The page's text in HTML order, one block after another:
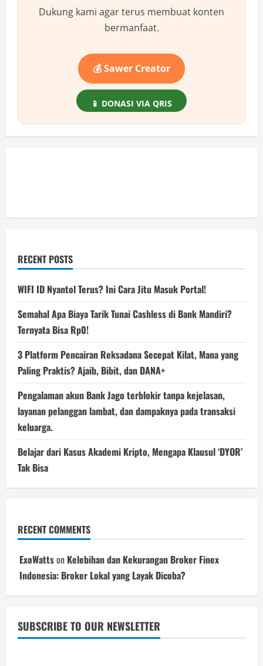
Agar
Hasil
Maksimal?
Dukung kami agar terus membuat konten
bermanfaat.
💰 Sawer Creator
📱 DONASI VIA QRIS
RECENT POSTS
WIFI ID Nyantol Terus? Ini Cara Jitu Masuk Portal!
Semahal Apa Biaya Tarik Tunai Cashless di Bank Mandiri?
Ternyata Bisa Rp0!
3 Platform Pencairan Reksadana Secepat Kilat, Mana yang
Paling Praktis? Ajaib, Bibit, dan DANA+
Pengalaman akun Bank Jago terblokir tanpa kejelasan,
layanan pelanggan lambat, dan dampaknya pada transaksi
keluarga.
Belajar dari Kasus Akademi Kripto, Mengapa Klausul ‘DYOR’
Tak Bisa
RECENT COMMENTS
ExoWattson Kelebihan dan Kekurangan Broker Finex
Indonesia: Broker Lokal yang Layak Dicoba?
SUBSCRIBE TO OUR NEWSLETTER